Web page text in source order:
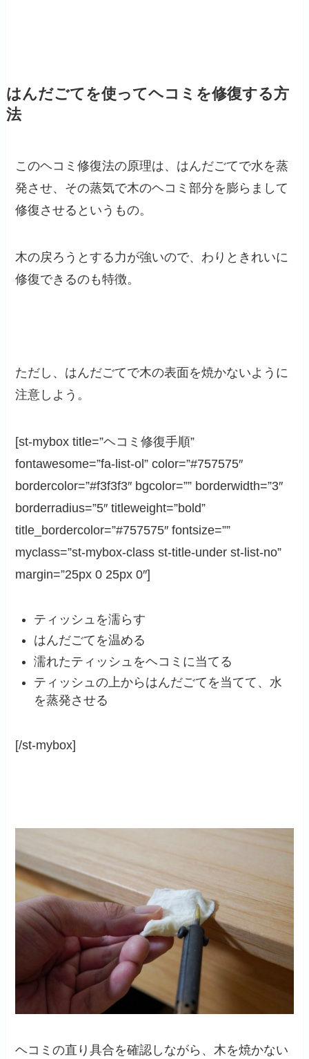
はんだごてを使ってヘコミを修復する方
法
このヘコミ修復法の原理は、はんだごてで水を蒸
発させ、その蒸気で木のヘコミ部分を膨らまして
修復させるというもの。
木の戻ろうとする力が強いので、わりときれいに
修復できるのも特徴。
ただし、 はんだごてで木の表面を焼かないように
注意しよう 。
[st-mybox title=”ヘコミ修復手順”
fontawesome=”fa-list-ol” color=”#757575″
bordercolor=”#f3f3f3″ bgcolor=”” borderwidth=”3″
borderradius=”5″ titleweight=”bold”
title_bordercolor=”#757575″ fontsize=””
myclass=”st-mybox-class st-title-under st-list-no”
margin=”25px 0 25px 0″]
ティッシュを濡らす
はんだごてを温める
濡れたティッシュをヘコミに当てる
ティッシュの上からはんだごてを当てて、水
を蒸発させる
[/st-mybox]
ヘコミの直り具合を確認しながら、木を焼かない